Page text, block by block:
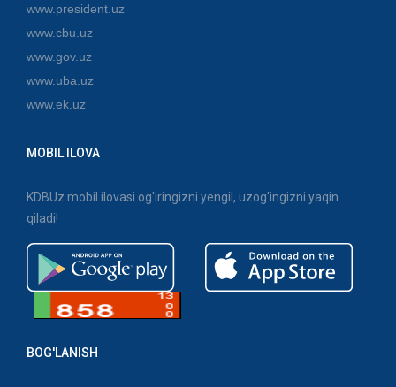
www.president.uz
www.cbu.uz
www.gov.uz
www.uba.uz
www.ek.uz
MOBIL ILOVA
KDBUz mobil ilovasi og'iringizni yengil, uzog'ingizni yaqin
qiladi!
BOG'LANISH